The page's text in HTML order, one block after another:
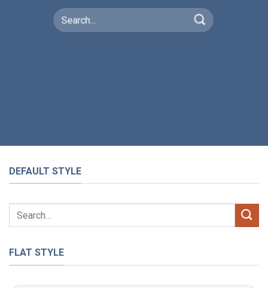
DEFAULT STYLE
FLAT STYLE